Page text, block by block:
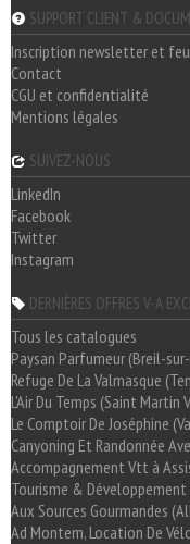
SUPPORT CLIENT &
Inscription newsletter et
Contact
CGU et confidentialité
Mentions légales
SUIVEZ-NOUS
LinkedIn
Facebook
Twitter
Instagram
DERNIÈRES OFFRES V-A
Tous les catalogues
Paysan Parfumeur (Breil-
Refuge De La Valmasque
L'Air Du Temps (Saint Martin
Le Comptoir De Joséphine
Canyoning Et Randonnée
Accompagnement Vtt à
Tourisme & Développement
Aux Sources Gourmandes
Ad Montem, Location De